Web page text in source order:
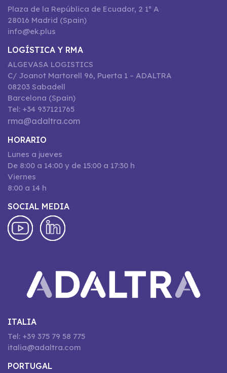
Plaza de la República de Ecuador, 2 1º A
28016 Madrid (Spain)
info@ek.plus
LOGÍSTICA Y RMA
ALGEVASA LOGISTICS
C/ Joanot Martorell 96, Puerta 1 – ADALTRA
08203 Sabadell
Barcelona (Spain)
Tel: +34 937121765
rma@adaltra.com
HORARIO
Lunes a jueves
De 8:00 a 14:00 y de 15:00 a 17:30 h
Viernes
8:00 a 14 h
SOCIAL MEDIA
ITALIA
Tel: +39 375 79 58 775
italia@adaltra.com
PORTUGAL